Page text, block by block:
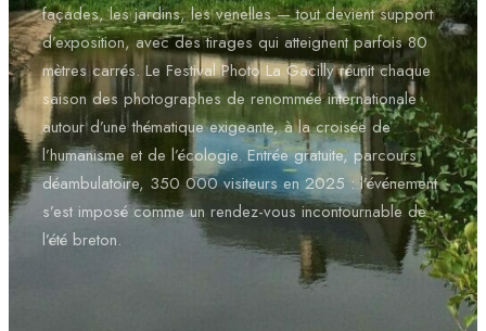
façades, les jardins, les venelles — tout devient support
d’exposition, avec des tirages qui atteignent parfois 80
mètres carrés. Le Festival Photo La Gacilly réunit chaque
saison des photographes de renommée internationale
autour d’une thématique exigeante, à la croisée de
l’humanisme et de l’écologie. Entrée gratuite, parcours
déambulatoire, 350 000 visiteurs en 2025 : l’événement
s’est imposé comme un rendez-vous incontournable de
l’été breton.